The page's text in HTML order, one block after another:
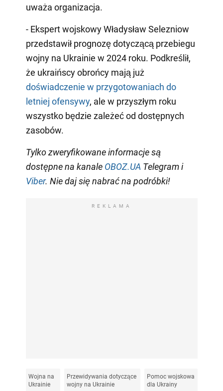
uważa organizacja.
- Ekspert wojskowy Władysław Selezniow
przedstawił prognozę dotyczącą przebiegu
wojny na Ukrainie w 2024 roku. Podkreślił,
że ukraińscy obrońcy mają już
doświadczenie w przygotowaniach do
letniej ofensywy, ale w przyszłym roku
wszystko będzie zależeć od dostępnych
zasobów.
Tylko zweryfikowane informacjesą
dostępne na kanale OBOZ.UA Telegram i
Viber. Nie daj się nabrać na podróbki!
REKLAMA
Wojna na
Ukrainie
Przewidywania dotyczące
wojny na Ukrainie
Pomoc wojskowa
dla Ukrainy